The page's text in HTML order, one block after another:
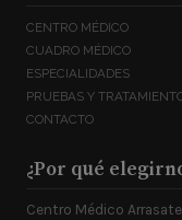
CENTRO MÉDICO
CUADRO MÉDICO
ESPECIALIDADES
PRUEBAS Y
CONTACTO
¿Por qué
Centro Médico